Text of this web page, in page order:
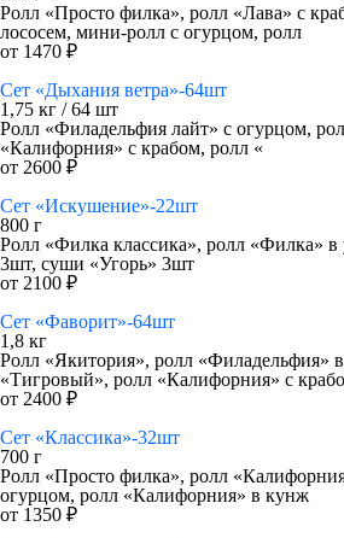
Ролл «Просто филка», ролл «Лава» с
лососем, мини-ролл с огурцом, ролл
от 1470 ₽
Сет «Дыхания ветра»-64шт
1,75 кг / 64 шт
Ролл «Филадельфия лайт» с огурцом,
«Калифорния» с крабом, ролл «
от 2600 ₽
Сет «Искушение»-22шт
800 г
Ролл «Филка классика», ролл «Филка» в
3шт, суши «Угорь» 3шт
от 2100 ₽
Сет «Фаворит»-64шт
1,8 кг
Ролл «Якитория», ролл «Филадельфия»
«Тигровый», ролл «Калифорния» с
от 2400 ₽
Сет «Классика»-32шт
700 г
Ролл «Просто филка», ролл
огурцом, ролл «Калифорния» в кунж
от 1350 ₽